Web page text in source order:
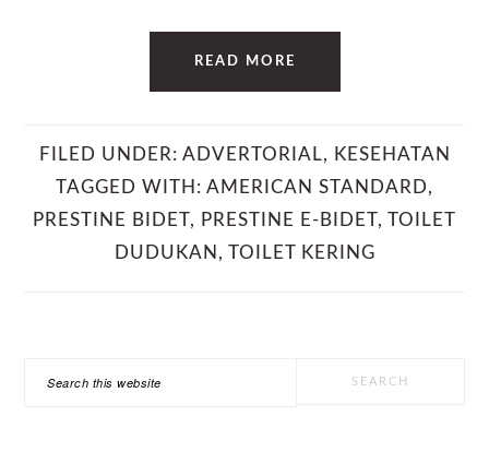
READ MORE
FILED UNDER: ADVERTORIAL, KESEHATAN
TAGGED WITH: AMERICAN STANDARD,
PRESTINE BIDET, PRESTINE E-BIDET, TOILET
DUDUKAN , TOILET KERING
Search